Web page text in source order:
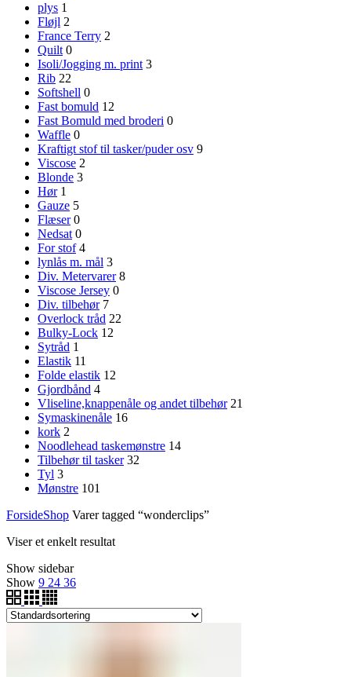
plys 1
Fløjl 2
France Terry 2
Quilt 0
Isoli/Jogging m. print 3
Rib 22
Softshell 0
Fast bomuld 12
Fast Bomuld med broderi 0
Waffle 0
Kraftigt stof til tasker/puder osv 9
Viscose 2
Blonde 3
Hør 1
Gauze 5
Flæser 0
Nedsat 0
For stof 4
lynlås m. mål 3
Div. Metervarer 8
Viscose Jersey 0
Div. tilbehør 7
Overlock tråd 22
Bulky-Lock 12
Sytråd 1
Elastik 11
Folde elastik 12
Gjordbånd 4
Vliseline,knappenåle og andet tilbehør 21
Symaskinenåle 16
kork 2
Noodlehead taskemønstre 14
Tilbehør til tasker 32
Tyl 3
Mønstre 101
ForsideShop Varer tagged “wonderclips”
Viser et enkelt resultat
Show sidebar
Show 9 24 36